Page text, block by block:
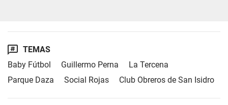
TEMAS
Baby Fútbol
Guillermo Perna
La Tercena
Parque Daza
Social Rojas Club Obreros de San Isidro